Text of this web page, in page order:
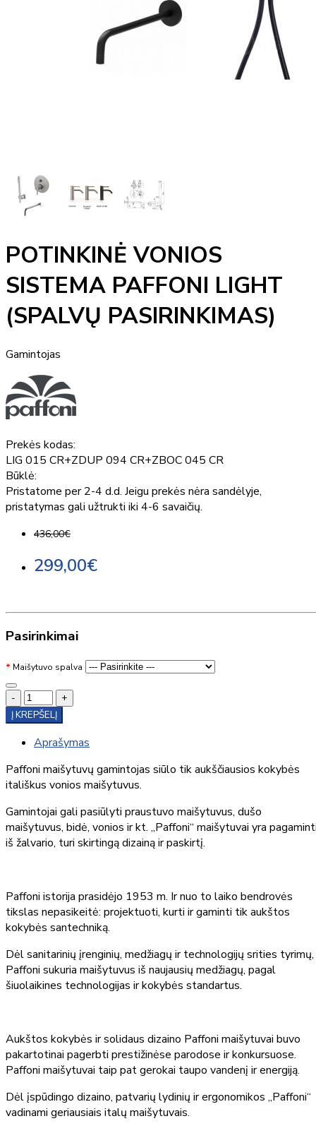
POTINKINĖ VONIOS
SISTEMA PAFFONI LIGHT
(SPALVŲ PASIRINKIMAS)
Gamintojas
Prekės kodas:
LIG 015 CR+ZDUP 094 CR+ZBOC 045 CR
Būklė:
Pristatome per 2-4 d.d. Jeigu prekės nėra sandėlyje,
pristatymas gali užtrukti iki 4-6 savaičių.
436,00€
299,00€
Pasirinkimai
Maišytuvo spalva
-
+
Į KREPŠELĮ
Aprašymas
Paffoni maišytuvų gamintojas siūlo tik aukščiausios kokybės
itališkus vonios maišytuvus.
Gamintojai gali pasiūlyti praustuvo maišytuvus, dušo
maišytuvus, bidė, vonios ir kt. „Paffoni“ maišytuvai yra
iš žalvario, turi skirtingą dizainą ir paskirtį.
Paffoni istorija prasidėjo 1953 m. Ir nuo to laiko bendrovės
tikslas nepasikeitė: projektuoti, kurti ir gaminti tik aukštos
kokybės santechniką.
Dėl sanitarinių įrenginių, medžiagų ir technologijų srities tyrimų,
Paffoni sukuria maišytuvus iš naujausių medžiagų, pagal
šiuolaikines technologijas ir kokybės standartus.
Aukštos kokybės ir solidaus dizaino Paffoni maišytuvai buvo
pakartotinai pagerbti prestižinėse parodose ir konkursuose.
Paffoni maišytuvai taip pat gerokai taupo vandenį ir energiją.
Dėl įspūdingo dizaino, patvarių lydinių ir ergonomikos „Paffoni“
vadinami geriausiais italų maišytuvais.